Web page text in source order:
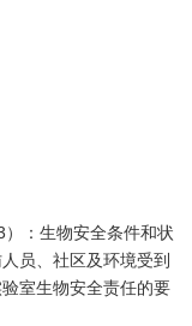
：生物安全条件和状
员、社区及环境受到
室生物安全责任的要